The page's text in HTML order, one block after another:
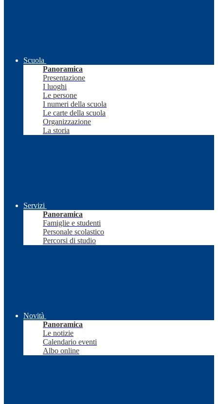
Scuola
Panoramica
Presentazione
I luoghi
Le persone
I numeri della scuola
Le carte della scuola
Organizzazione
La storia
Servizi
Panoramica
Famiglie e studenti
Personale scolastico
Percorsi di studio
Novità
Panoramica
Le notizie
Calendario eventi
Albo online